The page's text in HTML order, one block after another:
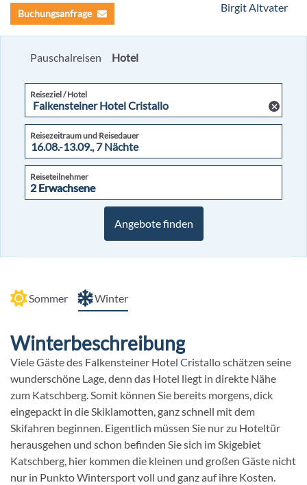
Buchungsanfrage Birgit Altvater
Pauschalreisen Hotel
Reiseziel / Hotel
Reisezeitraum und Reisedauer
Reiseteilnehmer
2 Erwachsene
2 Erwachsene
Angebote finden
Sommer Winter
Winterbeschreibung
Viele Gäste des Falkensteiner Hotel Cristalloschätzen seine
wunderschöne Lage, denn das Hotel liegt in direkte Nähe
zum Katschberg. Somit können Sie bereits morgens, dick
eingepackt in die Skiklamotten, ganz schnell mit dem
Skifahren beginnen. Eigentlich müssen Sie nur zu Hoteltür
herausgehen und schon befinden Sie sich im Skigebiet
Katschberg, hier kommen die kleinen und großen Gäste nicht
nur in Punkto Wintersport voll und ganz auf ihre Kosten.